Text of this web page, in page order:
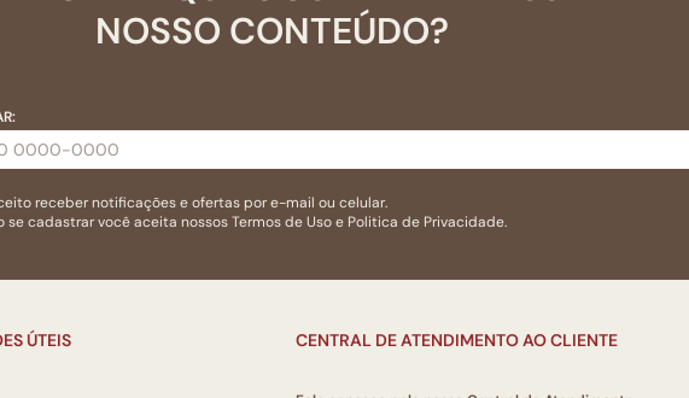
NOSSO CONTEÚDO?
receber notificações e ofertas por e-mail ou celular.
se cadastrar você aceita nossosTermos de Usoe Politica de Privacidade.
ÚTEIS CENTRAL DE ATENDIMENTO AO CLIENTE